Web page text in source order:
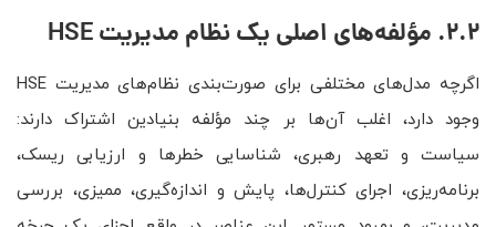
2.2. مؤلفه‌های اصلی یک نظام مدیریت HSE
اگرچه مدل‌های مختلفی برای صورت‌بندی نظام‌های مدیریت HSE
وجود دارد، اغلب آن‌ها بر چند مؤلفه بنیادین اشتراک دارند:
سیاست و تعهد رهبری، شناسایی خطرها و ارزیابی ریسک،
برنامه‌ریزی، اجرای کنترل‌ها، پایش و اندازه‌گیری، ممیزی، بررسی